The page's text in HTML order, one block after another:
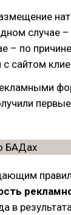
случае
– по
сайтом
в